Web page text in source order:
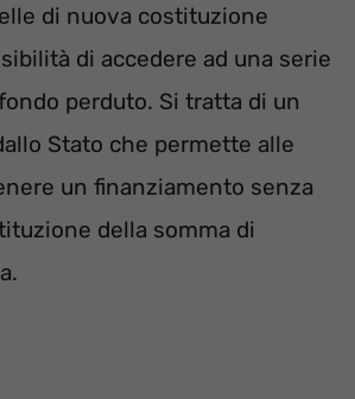
di nuova costituzione
di accedere ad una serie
perduto. Si tratta di un
Stato che permette alle
un finanziamento senza
della somma di